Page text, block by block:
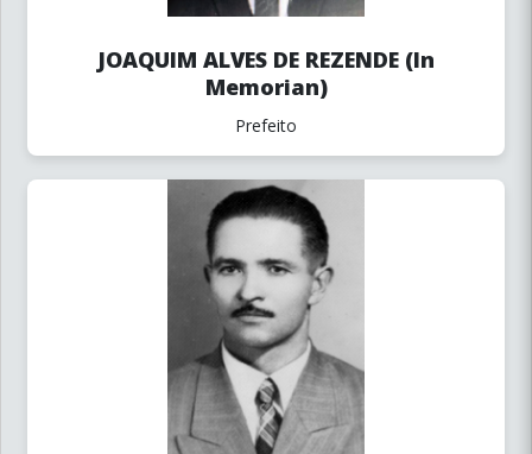
JOAQUIM ALVES DE REZENDE (In
Memorian)
Prefeito